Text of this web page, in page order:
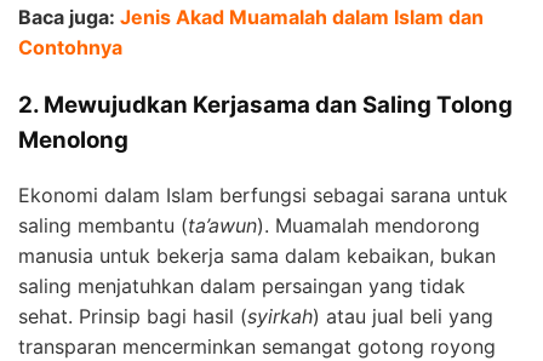
Baca juga: Jenis Akad Muamalah dalam Islam dan
Contohnya
2. Mewujudkan Kerjasama dan Saling Tolong
Menolong
Ekonomi dalam Islam berfungsi sebagai sarana untuk
saling membantu (ta’awun). Muamalah mendorong
manusia untuk bekerja sama dalam kebaikan, bukan
saling menjatuhkan dalam persaingan yang tidak
sehat. Prinsip bagi hasil (syirkah) atau jual beli yang
transparan mencerminkan semangat gotong royong